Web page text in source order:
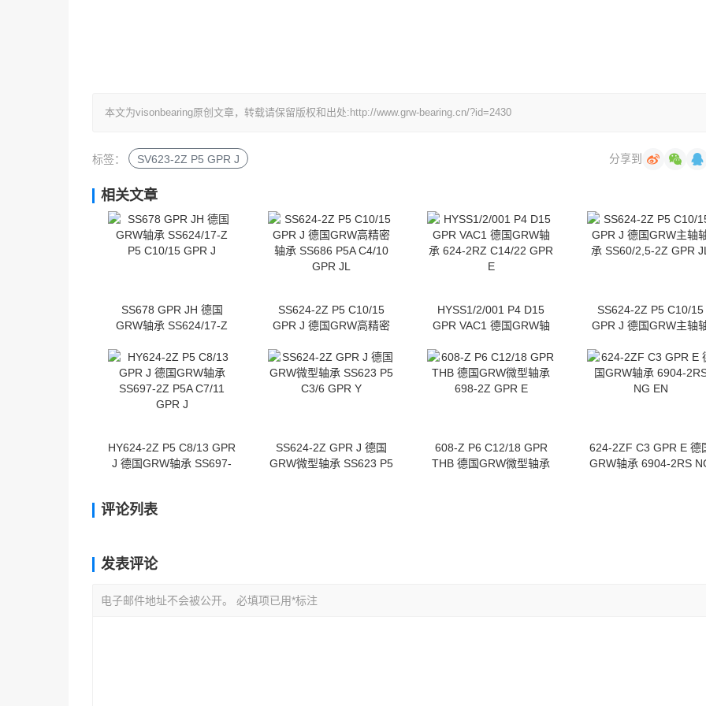
本文为visonbearing原创文章，转载请保留版权和出处:http://www.grw-bearing.cn/?id=2430
标签： SV623-2Z P5 GPR J 分享到
相关文章
SS678 GPR JH 德国
GRW轴承 SS624/17-Z
SS624-2Z P5 C10/15
GPR J 德国GRW高精密
GPR JL
HYSS1/2/001 P4 D15
GPR VAC1 德国GRW轴
E
SS624-2Z P5 C10/15
GPR J 德国GRW主轴
HY624-2Z P5 C8/13 GPR
J 德国GRW轴承 SS697-
SS624-2Z GPR J 德国
GRW微型轴承 SS623 P5
608-Z P6 C12/18 GPR
THB 德国GRW微型轴承
624-2ZF C3 GPR E 德
GRW轴承 6904-2RS
评论列表
发表评论
电子邮件地址不会被公开。 必填项已用*标注